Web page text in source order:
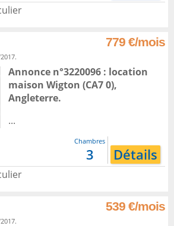
779 €/mois
Annonce n°3220096 : location
maison Wigton (CA7 0),
Angleterre.
...
Chambres
3 Détails
539 €/mois